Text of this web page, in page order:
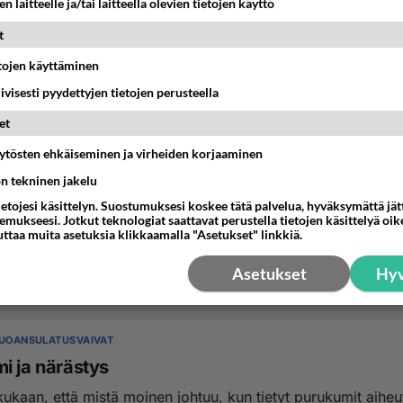
uloste
johtua todella vaalea löysä uloste? itsellä on nyt pari
vaaleaa ulostetta, ehkä hiem...
ja närästys
että mistä moinen johtuu, kun tietyt purukumit
laitteelle ja/tai laitteella olevien tietojen käyttö
käyttäminen
pyydettyjen tietojen perusteella
ehkäiseminen ja virheiden korjaaminen
tekninen jakelu
käsittelyn. Suostumuksesi koskee tätä palvelua, hyväksymättä
Jotkut teknologiat saattavat perustella tietojen käsittelyä
muita asetuksia klikkaamalla "Asetukset" linkkiä.
Asetukset